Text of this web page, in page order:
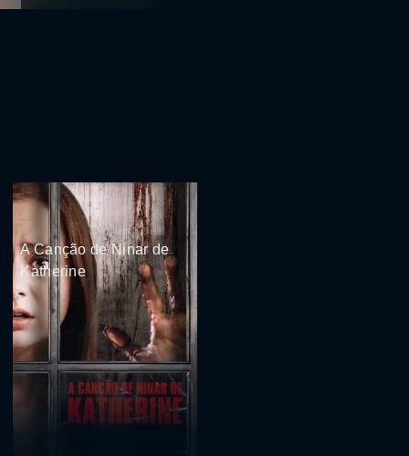
A Canção de Ninar de
Katherine